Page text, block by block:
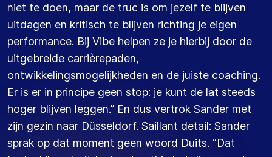
niet te doen, maar de truc is om jezelf te blijven
uitdagen en kritisch te blijven richting je eigen
performance. Bij Vibe helpen ze je hierbij door de
uitgebreide carrièrepaden,
ontwikkelingsmogelijkheden en de juiste coaching.
Er is er in principe geen stop: je kunt de lat steeds
hoger blijven leggen.” En dus vertrok Sander met
zijn gezin naar Düsseldorf. Saillant detail: Sander
sprak op dat moment geen woord Duits. “Dat